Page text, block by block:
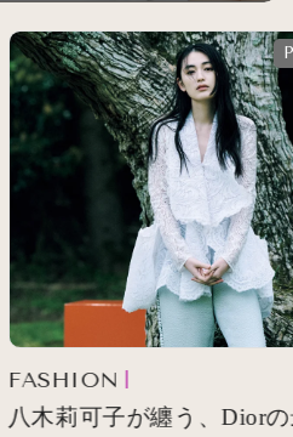
FASHION
八木莉可子が纏う、Diorの